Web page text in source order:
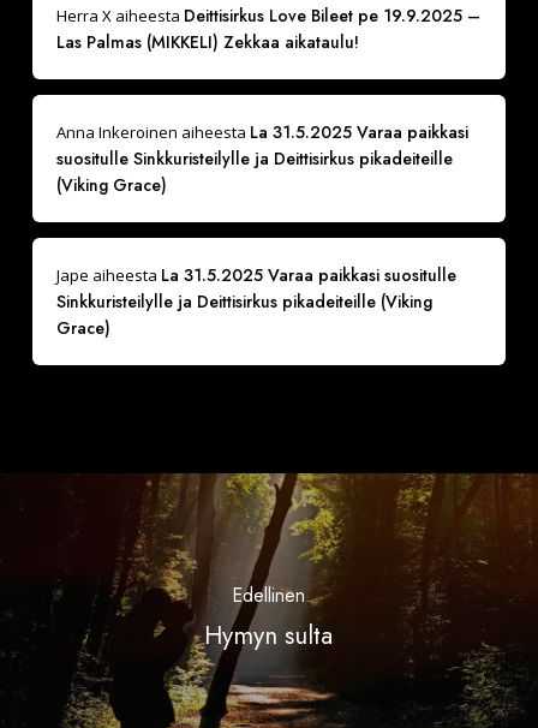
Herra Xaiheesta Deittisirkus Love Bileet pe 19.9.2025 –
Las Palmas (MIKKELI) Zekkaa aikataulu!
Anna Inkeroinen aiheesta La 31.5.2025 Varaa paikkasi
suositulle Sinkkuristeilylle ja Deittisirkus pikadeiteille
(Viking Grace)
Jape aiheesta La 31.5.2025 Varaa paikkasi suositulle
Sinkkuristeilylle ja Deittisirkus pikadeiteille (Viking
Grace)
Edellinen
Hymyn sulta